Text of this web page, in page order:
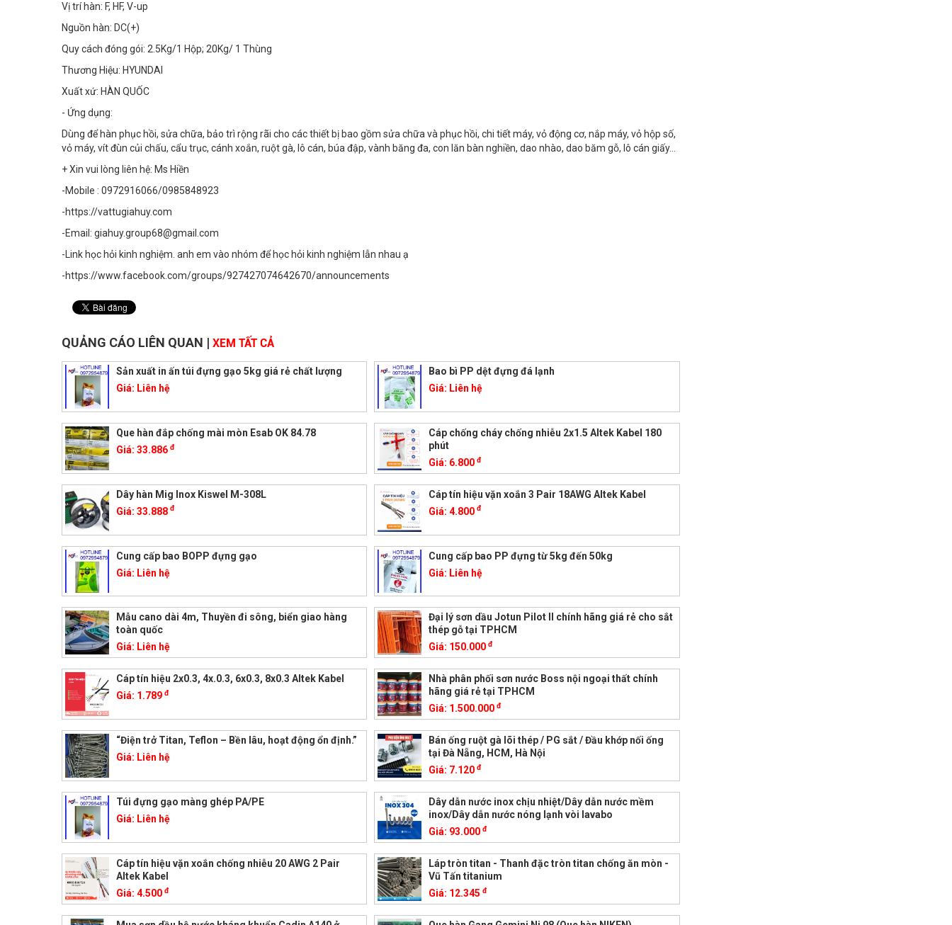
Vị trí hàn: F, HF, V-up
Nguồn hàn: DC(+)
Quy cách đóng gói: 2.5Kg/1 Hộp; 20Kg/ 1 Thùng
Thương Hiệu: HYUNDAI
Xuất xứ: HÀN QUỐC
- Ứng dụng:
Dùng để hàn phục hồi, sửa chữa, bảo trì rộng rãi cho các thiết bị bao gồm sửa chữa và phục hồi, chi tiết máy, vỏ động cơ, nắp máy, vỏ hộp số,
vỏ máy, vít đùn củi chấu, cẩu trục, cánh xoắn, ruột gà, lô cán, búa đập, vành băng đa, con lăn bàn nghiền, dao nhào, dao băm gỗ, lô cán giấy…
+ Xin vui lòng liên hệ: Ms Hiền
-Mobile : 0972916066/0985848923
-https://vattugiahuy.com
-Email: giahuy.group68@gmail.com
-Link học hỏi kinh nghiệm. anh em vào nhóm để học hỏi kinh nghiệm lẫn nhau ạ
-https://www.facebook.com/groups/927427074642670/announcements
QUẢNG CÁO LIÊN QUAN | XEM TẤT CẢ
Sản xuất in ấn túi đựng gạo 5kg giá rẻ chất lượng
Giá: Liên hệ
Bao bì PP dệt đựng đá lạnh
Giá: Liên hệ
Que hàn đắp chống mài mòn Esab OK 84.78
Giá: 33.886 đ
Cáp chống cháy chống nhiễu 2x1.5 Altek Kabel 180
phút
Giá: 6.800đ
Dây hàn Mig Inox Kiswel M-308L
Giá: 33.888 đ
Cáp tín hiệu vặn xoắn 3 Pair 18AWG Altek Kabel
Giá:4.800đ
Cung cấp bao BOPP đựng gạo
Giá: Liên hệ
Cung cấp bao PP đựng từ 5kg đến 50kg
Giá: Liên hệ
Mẫu cano dài 4m, Thuyền đi sông, biển giao hàng
toàn quốc
Giá: Liên hệ
Đại lý sơn dầu Jotun Pilot II chính hãng giá rẻ cho sắt
thép gỗ tại TPHCM
Giá: 150.000đ
Cáp tín hiệu 2x0.3, 4x.0.3, 6x0.3, 8x0.3 Altek Kabel
Giá: 1.789 đ
Nhà phân phối sơn nước Boss nội ngoại thất chính
hãng giá rẻ tại TPHCM
Giá: 1.500.000đ
“Điện trở Titan, Teflon – Bền lâu, hoạt động ổn định.”
Giá: Liên hệ
Bán ống ruột gà lõi thép / PG sắt / Đầu khớp nối ống
tại Đà Nẵng, HCM, Hà Nội
Giá: 7.120đ
Túi đựng gạo màng ghép PA/PE
Giá: Liên hệ
Dây dẫn nước inox chịu nhiệt/Dây dẫn nước mềm
inox/Dây dẫn nước nóng lạnh vòi lavabo
Giá: 93.000đ
Cáp tín hiệu vặn xoắn chống nhiễu 20 AWG 2 Pair
Altek Kabel
Giá: 4.500 đ
Láp tròn titan - Thanh đặc tròn titan chống ăn mòn -
Vũ Tấn titanium
Giá: 12.345đ